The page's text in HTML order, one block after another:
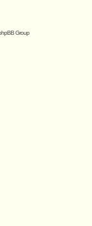
Group